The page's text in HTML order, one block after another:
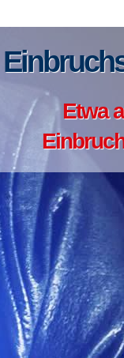
Etwa